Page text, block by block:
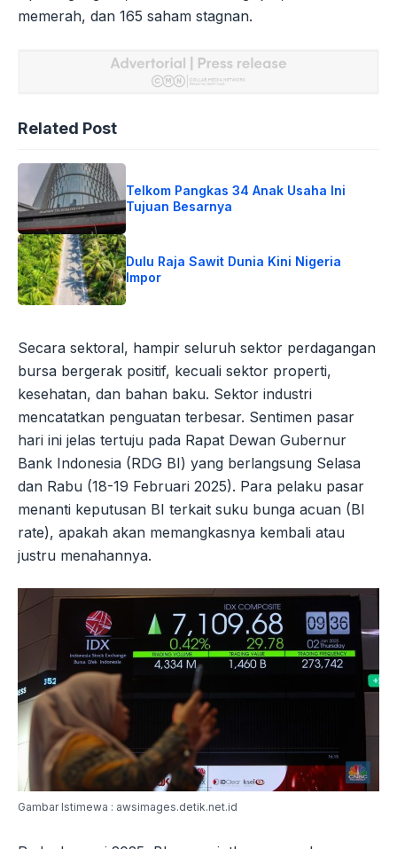
memerah, dan 165 saham stagnan.
Related Post
Telkom Pangkas 34 Anak Usaha Ini
Tujuan Besarnya
Dulu Raja Sawit Dunia Kini Nigeria
Impor
Secara sektoral, hampir seluruh sektor perdagangan
bursa bergerak positif, kecuali sektor properti,
kesehatan, dan bahan baku. Sektor industri
mencatatkan penguatan terbesar. Sentimen pasar
hari ini jelas tertuju pada Rapat Dewan Gubernur
Bank Indonesia (RDG BI) yang berlangsung Selasa
dan Rabu (18-19 Februari 2025). Para pelaku pasar
menanti keputusan BI terkait suku bunga acuan (BI
rate), apakah akan memangkasnya kembali atau
justru menahannya.
Gambar Istimewa : awsimages.detik.net.id